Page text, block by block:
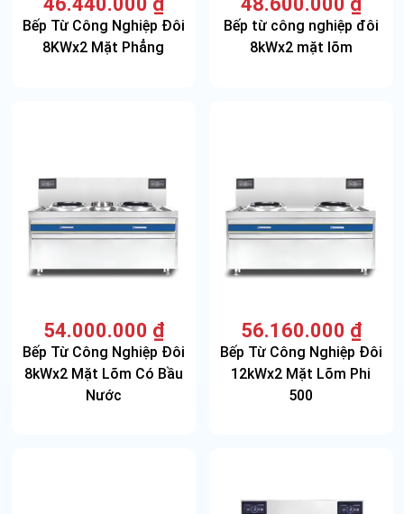
Bếp Từ Công Nghiệp Đôi
8KWx2 Mặt Phẳng
Bếp từ công nghiệp đôi
8kWx2 mặt lõm
Bếp Từ Công Nghiệp Đôi
8kWx2 Mặt Lõm Có Bầu
Nước
54.000.000 ₫
Bếp Từ Công Nghiệp Đôi
12kWx2 Mặt Lõm Phi
500
56.160.000 ₫